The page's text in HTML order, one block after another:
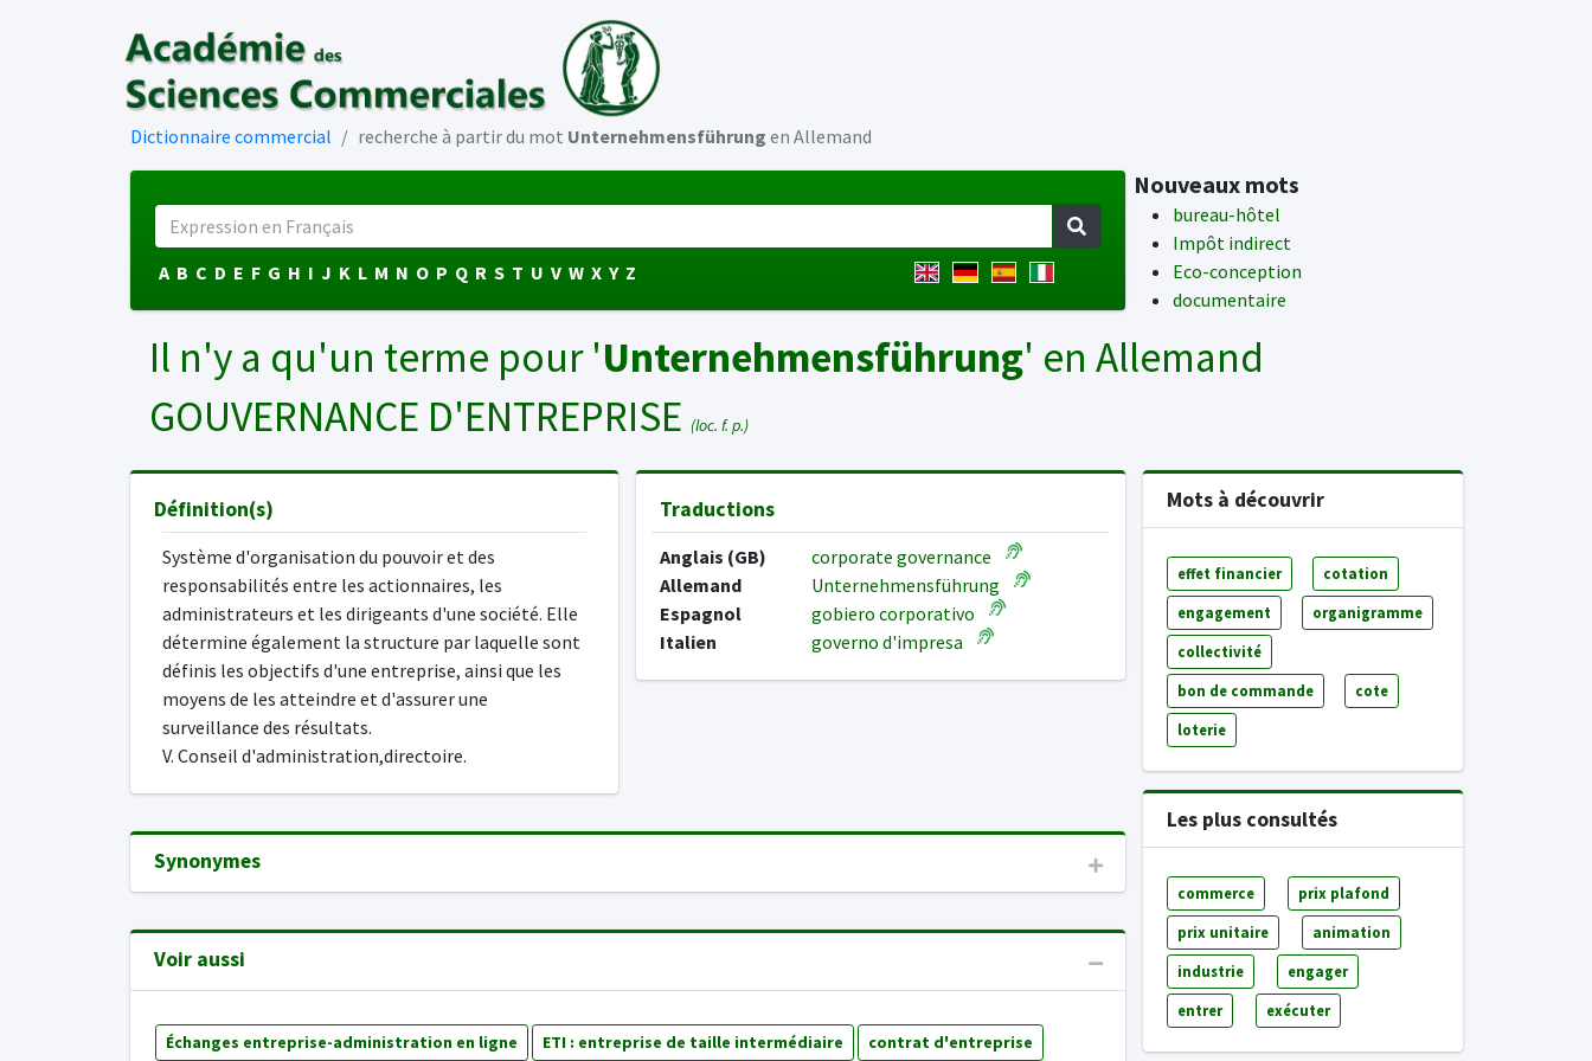
Dictionnaire commercial recherche à partir du mot Unternehmensführung en Allemand
A B C D E F G H I J K L M N O P Q R S T U V W X Y Z
Nouveaux mots
bureau-hôtel
Impôt indirect
Eco-conception
documentaire
Il n'y a qu'un terme pour 'Unternehmensführung' en Allemand
GOUVERNANCE D'ENTREPRISE (loc. f. p.)
Définition(s)
Système d'organisation du pouvoir et des
responsabilités entre les actionnaires, les
administrateurs et les dirigeants d'une société. Elle
détermine également la structure par laquelle sont
définis les objectifs d'une entreprise, ainsi que les
moyens de les atteindre et d'assurer une
surveillance des résultats.
V. Conseil d'administration,directoire.
Traductions
Anglais (GB)
corporate governance
Allemand
Unternehmensführung
Espagnol
gobiero corporativo
Italien
governo d'impresa
Synonymes
Voir aussi
Échanges entreprise-administration en ligne ETI : entreprise de taille intermédiaire contrat d'entreprise
Mots à découvrir
effet financier cotation
engagement organigramme
collectivité
bon de commande cote
loterie
Les plus consultés
commerce prix plafond
prix unitaire animation
industrie engager
entrer exécuter